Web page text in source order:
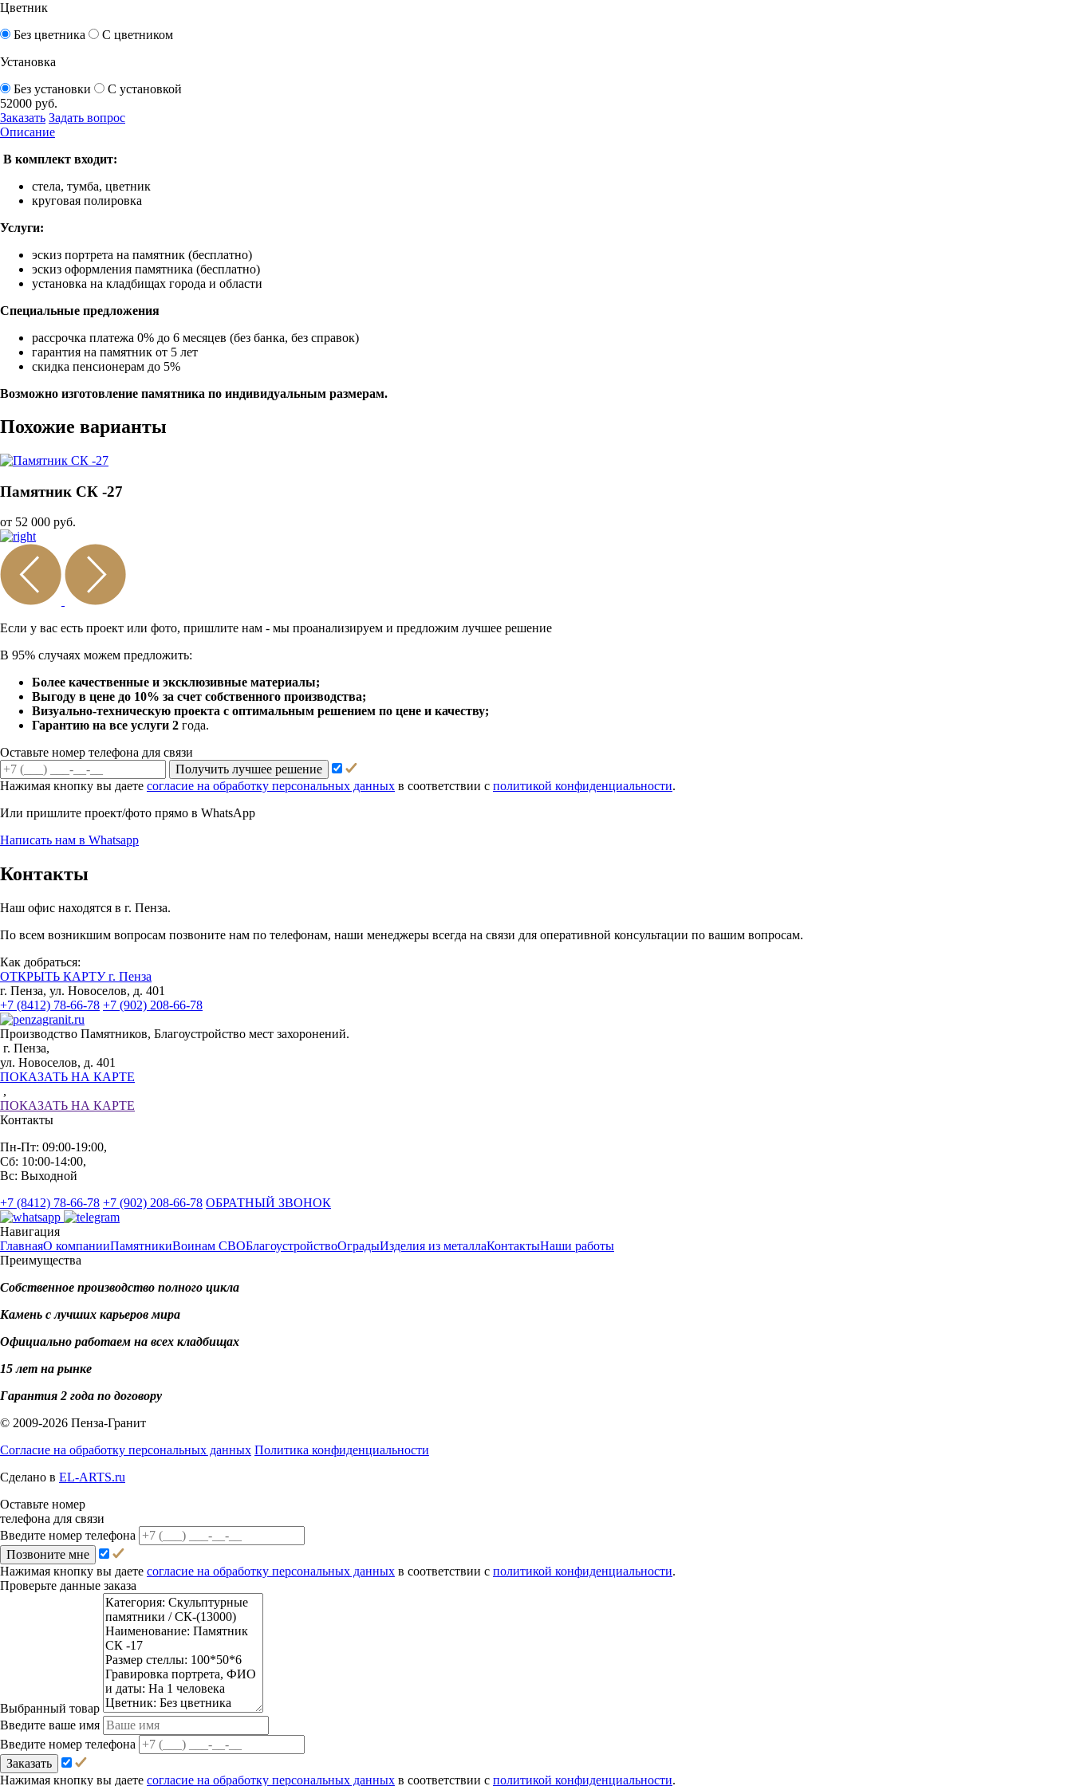
Цветник
Без цветника
С цветником
Установка
Без установки
С установкой
52000 руб.
Заказать Задать вопрос
Описание
В комплект входит:
стела, тумба, цветник
круговая полировка
Услуги:
эскиз портрета на памятник (бесплатно)
эскиз оформления памятника (бесплатно)
установка на кладбищах города и области
Специальные предложения
рассрочка платежа 0% до 6 месяцев (без банка, без справок)
гарантия на памятник от 5 лет
скидка пенсионерам до 5%
Возможно изготовление памятника по индивидуальным размерам.
Похожие варианты
Памятник СК -27
от 52 000 руб.
Если у вас есть проект или фото, пришлите нам - мы проанализируем и предложим лучшее решение
В 95% случаях можем предложить:
Более качественные и эксклюзивные материалы;
Выгоду в цене до 10% за счет собственного производства;
Визуально-техническую проекта с оптимальным решением по цене и качеству;
Гарантию на все услуги 2 года.
Оставьте номер телефона для связи
Получить лучшее решение
Нажимая кнопку вы даете согласие на обработку персональных данных в соответствии с политикой конфиденциальности.
Или пришлите проект/фото прямо в WhatsApp
Написать нам в Whatsapp
Контакты
Наш офис находятся в г. Пенза.
По всем возникшим вопросам позвоните нам по телефонам, наши менеджеры всегда на связи для оперативной консультации по вашим вопросам.
Как добраться:
ОТКРЫТЬ КАРТУ г. Пенза
г. Пенза, ул. Новоселов, д. 401
+7 (8412) 78-66-78 +7 (902) 208-66-78
Производство Памятников, Благоустройство мест захоронений.
г. Пенза,
ул. Новоселов, д. 401
ПОКАЗАТЬ НА КАРТЕ
,
ПОКАЗАТЬ НА КАРТЕ
Контакты
Пн-Пт: 09:00-19:00,
Сб: 10:00-14:00,
Вс: Выходной
+7 (8412) 78-66-78 +7 (902) 208-66-78 ОБРАТНЫЙ ЗВОНОК
Навигация
ГлавнаяО компанииПамятникиВоинам СВОБлагоустройствоОградыИзделия из металлаКонтактыНаши работы
Преимущества
Собственное производство полного цикла
Камень с лучших карьеров мира
Официально работаем на всех кладбищах
15 лет на рынке
Гарантия 2 года по договору
© 2009-2026 Пенза-Гранит
Согласие на обработку персональных данных Политика конфиденциальности
Сделано в EL-ARTS.ru
Оставьте номер
телефона для связи
Введите номер телефона
Позвоните мне
Нажимая кнопку вы даете согласие на обработку персональных данных в соответствии с политикой конфиденциальности.
Проверьте данные заказа
Выбранный товар
Введите ваше имя
Введите номер телефона
Заказать
Нажимая кнопку вы даете согласие на обработку персональных данных в соответствии с политикой конфиденциальности.